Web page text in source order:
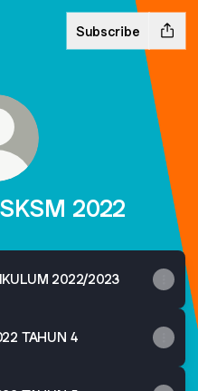
Subscribe
2022
2022/2023
TAHUN 4